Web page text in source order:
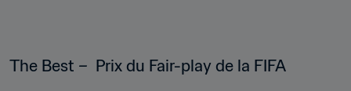
The Best –  Prix du Fair-play de la FIFA